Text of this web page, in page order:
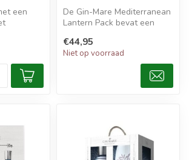
een
De Gin-Mare Mediterranean
Lantern Pack bevat een
me...
€44,95
Niet op voorraad